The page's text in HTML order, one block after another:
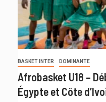
BASKET INTER DOMINANTE
Afrobasket U18 –
Égypte et Côte